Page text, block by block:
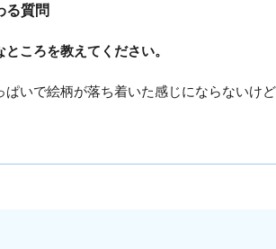
る質問
ころを教えてください。
ぱいで絵柄が落ち着いた感じにならないけ